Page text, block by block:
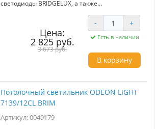
светодиоды BRIDGELUX, а также
3000/4000/6000, установленный внутри
корпуса. Линия доступна в 3 цветах корпуса -
брашированный бронзовый, черный и белый.
Цена:
2 825 руб.
3 673 руб.
- +
Есть в наличии
В корзину
Потолочный светильник ODEON LIGHT
7139/12CL BRIM
Артикул: 0049179